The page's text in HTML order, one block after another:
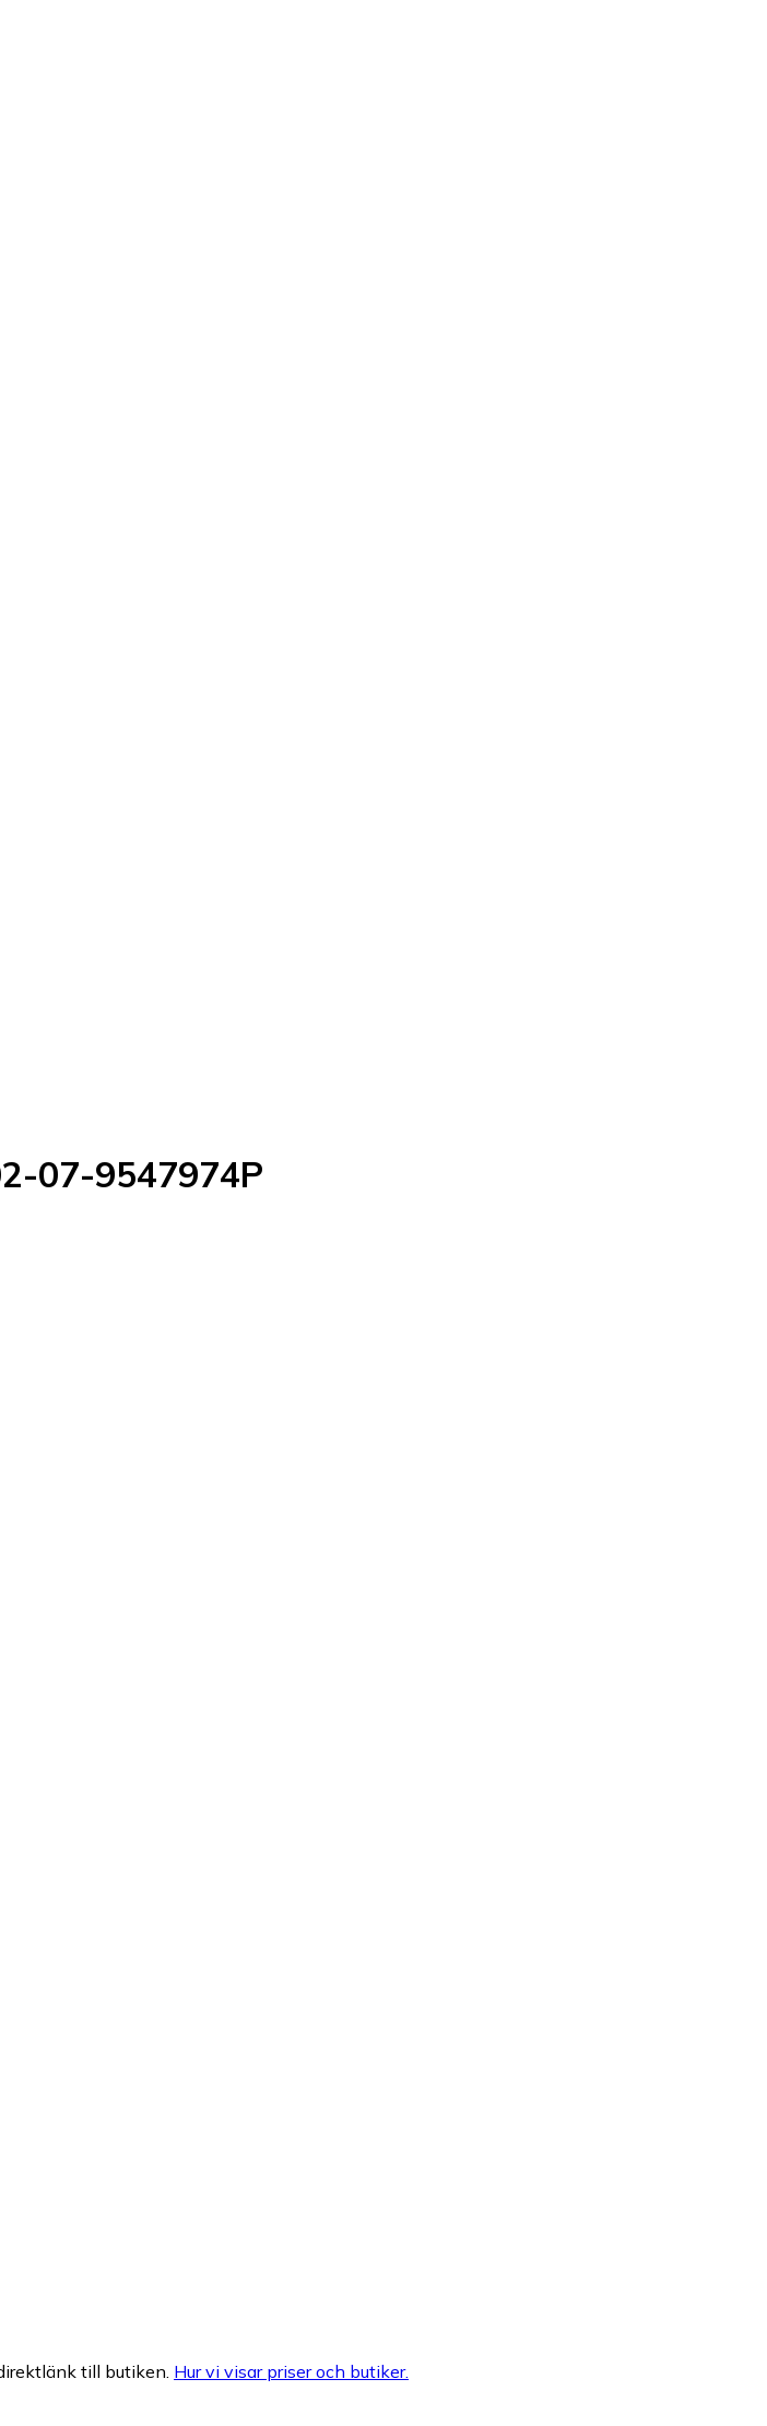
07-9547974P
till butiken. Hur vi visar priser och butiker.